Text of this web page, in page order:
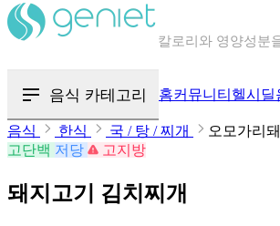
혈당 · 다이어트 음
음식 카테고리 홈커뮤니티 헬시딜
음식 한식 국 / 탕 / 찌개
오모가리
고단백 저당 고지방
돼지고기 김치찌개